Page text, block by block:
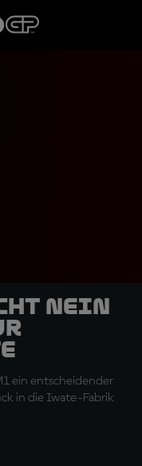
nein
ein entscheidender
in die Iwate-Fabrik